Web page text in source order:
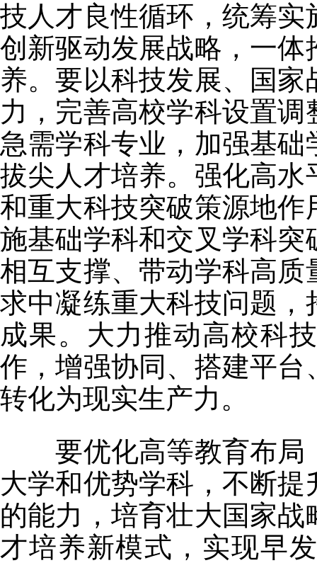
技人才良性循环，统筹
创新驱动发展战略，一
养。要以科技发展、国
力，完善高校学科设置
急需学科专业，加强基
拔尖人才培养。强化高
和重大科技突破策源地
施基础学科和交叉学科
相互支撑、带动学科高
求中凝练重大科技问题
成果。大力推动高校科
作，增强协同、搭建平
转化为现实生产力。
要优化高等教育布局
大学和优势学科，不断
的能力，培育壮大国家
才培养新模式，实现早